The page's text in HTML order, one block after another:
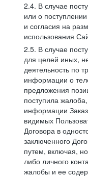
2.4. В случае
или о
и согласия на
использования
2.5. В случае
для целей иных,
деятельность по
информации о
предложения
поступила
информации
видимых
Договора в
заключенного
путем, включая,
либо личного
жалобы и ее